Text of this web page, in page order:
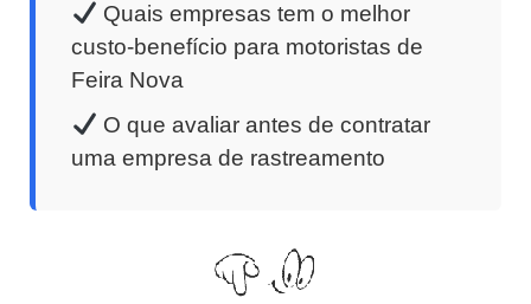
Quais empresas tem o melhor
custo-benefício para motoristas de
Feira Nova
O que avaliar antes de contratar
uma empresa de rastreamento